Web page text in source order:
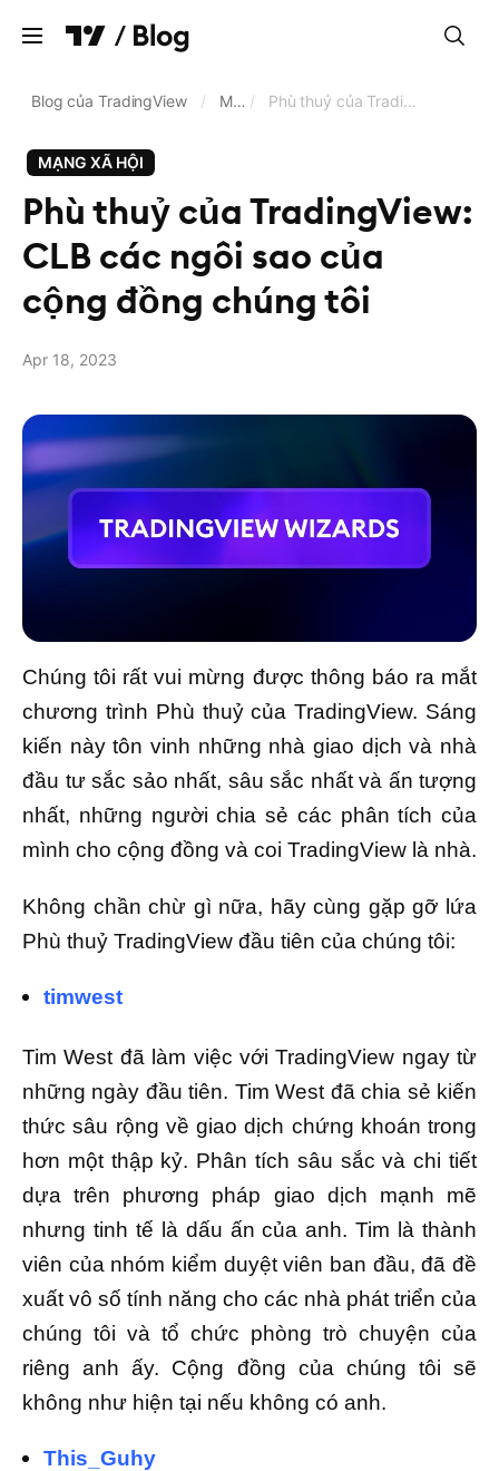
Biểu đồ
Công cụ Sàng lọc
G.dịch & m.giới
Ng.cấp dữ liệu & sàn g.dịch
Pine Script®
Ngôn ngữ
Quay lại TradingView
Truy cập trang chủ Blog
Blog của TradingView / Mạng xã hội / Phù thuỷ của TradingView: CLB các ngôi sao của cộng đồng chúng tôi
MẠNG XÃ HỘI
Phù thuỷ của TradingView:
CLB các ngôi sao của
cộng đồng chúng tôi
Apr 18, 2023
Chúng tôi rất vui mừng được thông báo ra mắt
chương trình Phù thuỷ của TradingView. Sáng
kiến này tôn vinh những nhà giao dịch và nhà
đầu tư sắc sảo nhất, sâu sắc nhất và ấn tượng
nhất, những người chia sẻ các phân tích của
mình cho cộng đồng và coi TradingView là nhà.
Không chần chừ gì nữa, hãy cùng gặp gỡ lứa
Phù thuỷ TradingView đầu tiên của chúng tôi:
timwest
Tim West đã làm việc với TradingView ngay từ
những ngày đầu tiên. Tim West đã chia sẻ kiến
thức sâu rộng về giao dịch chứng khoán trong
hơn một thập kỷ. Phân tích sâu sắc và chi tiết
dựa trên phương pháp giao dịch mạnh mẽ
nhưng tinh tế là dấu ấn của anh. Tim là thành
viên của nhóm kiểm duyệt viên ban đầu, đã đề
xuất vô số tính năng cho các nhà phát triển của
chúng tôi và tổ chức phòng trò chuyện của
riêng anh ấy. Cộng đồng của chúng tôi sẽ
không như hiện tại nếu không có anh.
This_Guhy